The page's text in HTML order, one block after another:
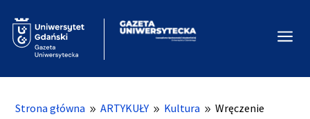
a
Strona główna 9 ARTYKUŁY 9 Kultura 9 Wręczenie